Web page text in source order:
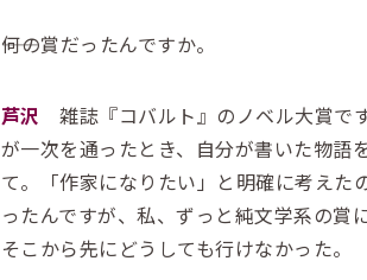
――何の賞だったんですか。
芦沢 雑誌『コバルト』のノベル大賞で
が一次を通ったとき、自分が書いた物語
て。「作家になりたい」と明確に考えた
ったんですが、私、ずっと純文学系の賞
そこから先にどうしても行けなかった。